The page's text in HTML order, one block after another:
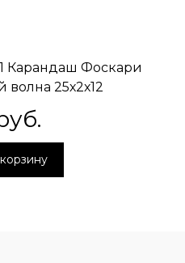
Карандаш Фоскари
волна 25х2х12